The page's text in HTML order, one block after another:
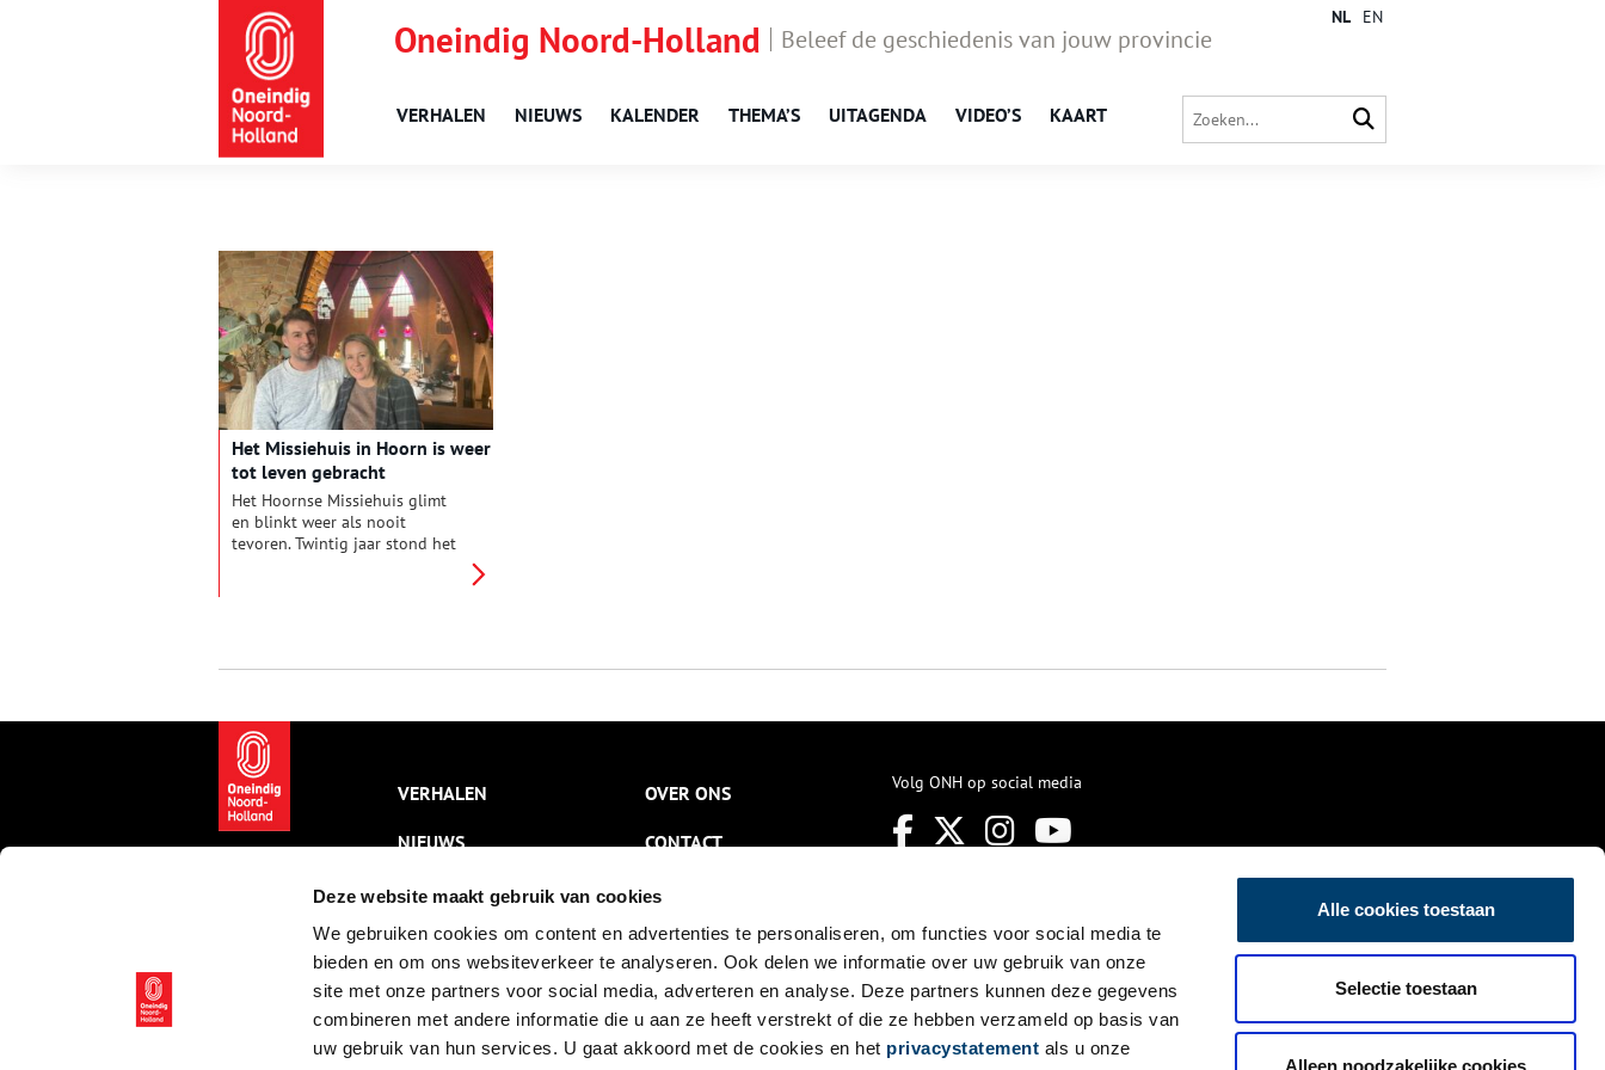
Deze website maakt gebruik van cookies
We gebruiken cookies om content en advertenties te personaliseren, om functies voor social media te
bieden en om ons websiteverkeer te analyseren. Ook delen we informatie over uw gebruik van onze
site met onze partners voor social media, adverteren en analyse. Deze partners kunnen deze gegevens
combineren met andere informatie die u aan ze heeft verstrekt of die ze hebben verzameld op basis van
uw gebruik van hun services. U gaat akkoord met de cookies en het privacystatement als u onze
Alle cookies toestaan
Selectie toestaan
Alleen noodzakelijke cookies
Oneindig Noord-Holland Beleef de geschiedenis van jouw provincie
VERHALEN NIEUWS KALENDER THEMA’S UITAGENDA VIDEO’S KAART
NL EN
Het Missiehuis in Hoorn is weer
tot leven gebracht
Het Hoornse Missiehuis glimt
en blinkt weer als nooit
tevoren. Twintig jaar stond het
VERHALEN
NIEUWS
KALENDER
THEMA’S
ACTIVITEITEN
VIDEO’S
OVER ONS
CONTACT
NIEUWSBRIEF
DISCLAIMER
PRIVACY
TOEGANKELIJKHEID
Volg ONH op social media